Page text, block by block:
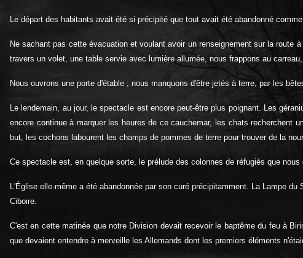
Le départ des habitants avait été si précipité que tout avait été abandonné
Ne sachant pas cette évacuation et voulant avoir un renseignement sur la route
travers un volet, une table servie avec lumière allumée, nous frappons au
Nous ouvrons une porte d'étable ; nous manquons d'être jetés à terre, par les
Le lendemain, au jour, le spectacle est encore peut-être plus poignant. Les
encore continue à marquer les heures de ce cauchemar, les chats
but, les cochons labourent les champs de pommes de terre pour trouver de la
Ce spectacle est, en quelque sorte, le prélude des colonnes de réfugiés que
L'Église elle-même a été abandonnée par son curé précipitamment. La Lampe
Ciboire.
C'est en cette matinée que notre Division devait recevoir le baptême du feu à
que devaient entendre à merveille les Allemands dont les premiers éléments